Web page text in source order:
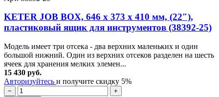
KETER JOB BOX, 646 х 373 х 410 мм, (22″),
пластиковый ящик для инструментов (38392-25)
Модель имеет три отсека - два верхних маленьких и один
большой нижний. Один из верхних отсеков разделен на шесть
ячеек для хранения мелких элемен...
15 430 руб.
Авторизуйтесь и получите скидку 5%
−
+